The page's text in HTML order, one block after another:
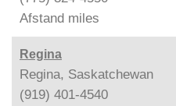
Afstand miles
Regina
Regina, Saskatchewan
(919) 401-4540